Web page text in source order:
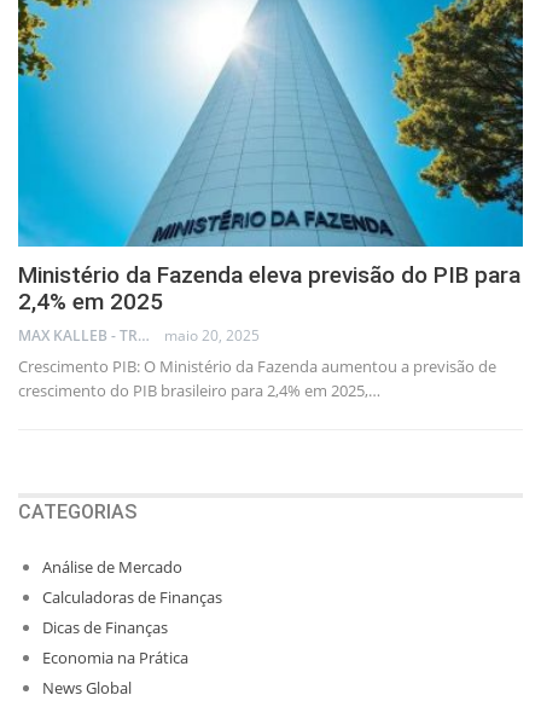
Ministério da Fazenda eleva previsão do PIB para
2,4% em 2025
MAX KALLEB - TRADER maio 20, 2025
Crescimento PIB: O Ministério da Fazenda aumentou a previsão de
crescimento do PIB brasileiro para 2,4% em 2025,…
CATEGORIAS
Análise de Mercado
Calculadoras de Finanças
Dicas de Finanças
Economia na Prática
News Global